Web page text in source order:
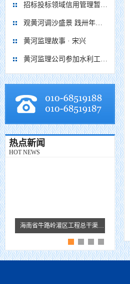
招标投标领域信用管理暂行办法
观黄河调沙盛景 践卅年监理初心
黄河监理故事 · 宋兴
黄河监理公司参加水利工程移民安置监督评估企业座谈会
热点新闻
HOT NEWS
海南省牛路岭灌区工程总干渠1#隧洞无压段提前5个月贯通